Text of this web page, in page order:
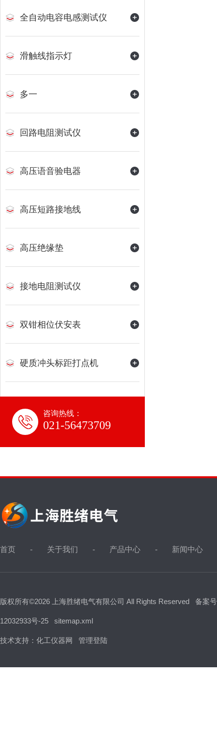
全自动电容电感测试仪
滑触线指示灯
多一
回路电阻测试仪
高压语音验电器
高压短路接地线
高压绝缘垫
接地电阻测试仪
双钳相位伏安表
硬质冲头标距打点机
咨询热线：
021-56473709
首页 关于我们 产品中心 新闻中心
版权所有©2026 上海胜绪电气有限公司 All Rights Reserved 备案
12032933号-25 sitemap.xml
技术支持： 化工仪器网 管理登陆